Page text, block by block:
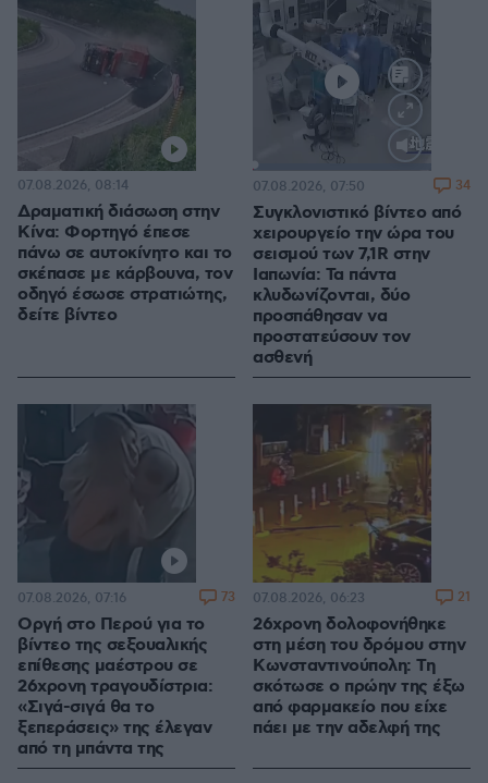
Δραματική διάσωση στην
Κίνα: Φορτηγό έπεσε
πάνω σε αυτοκίνητο και το
σκέπασε με κάρβουνα, τον
οδηγό έσωσε στρατιώτης,
δείτε βίντεο
07.08.2026, 08:14
100.00%
Συγκλονιστικό βίντεο από
χειρουργείο την ώρα του
σεισμού των 7,1R στην
Ιαπωνία: Τα πάντα
κλυδωνίζονται, δύο
προσπάθησαν να
προστατεύσουν τον
ασθενή
07.08.2026, 07:50 34
Οργή στο Περού για το
βίντεο της σεξουαλικής
επίθεσης μαέστρου σε
26χρονη τραγουδίστρια:
«Σιγά-σιγά θα το
ξεπεράσεις» της έλεγαν
από τη μπάντα της
07.08.2026, 07:16 73
26χρονη δολοφονήθηκε
στη μέση του δρόμου στην
Κωνσταντινούπολη: Τη
σκότωσε ο πρώην της έξω
από φαρμακείο που είχε
πάει με την αδελφή της
07.08.2026, 06:23 21